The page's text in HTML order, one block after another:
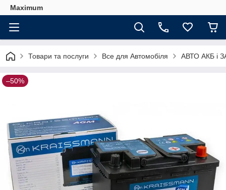
Maximum
Товари та послуги Все для Автомобіля АВТО АКБ і
–50%